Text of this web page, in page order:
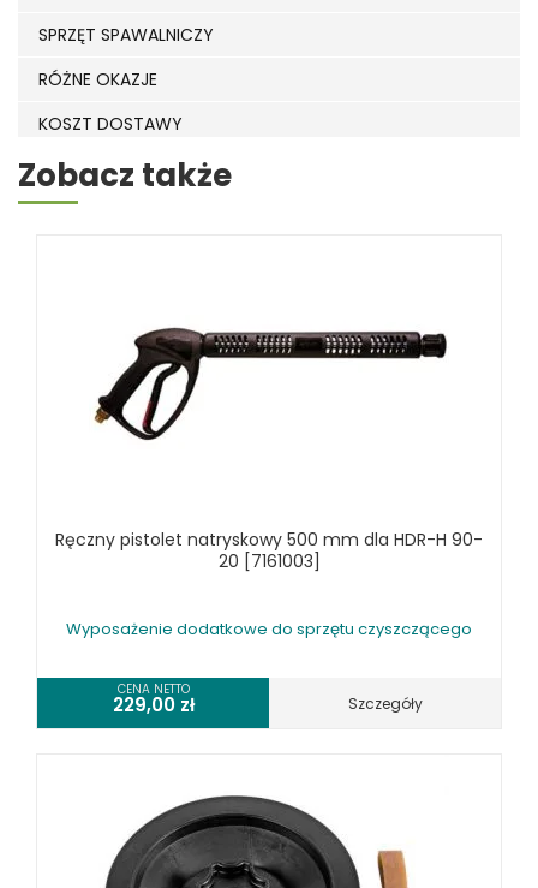
SPRZĘT SPAWALNICZY
RÓŻNE OKAZJE
KOSZT DOSTAWY
Zobacz także
Ręczny pistolet natryskowy 500 mm dla HDR-H 90-
20 [7161003]
Wyposażenie dodatkowe do sprzętu czyszczącego
CENA NETTO
229,00 zł Szczegóły